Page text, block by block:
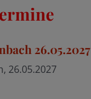
26.05.2027
26.05.2027